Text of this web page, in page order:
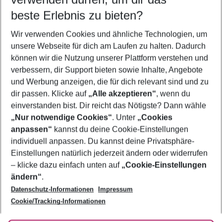
5-8 Nächte
2 Erwachsene Keine Kinder
Mehr Filter anzeigen
Footer
Footer navigation
Über uns
AGB
Bestpreisgarantie
Cookie-Einstellungen ändern
Cookie-Richtlinie
Agenturbetreuung
Barrierefreies Reisen
Folge uns
beste Erlebnis zu bieten?
Wir verwenden Cookies und ähnliche Technologien, um
unsere Webseite für dich am Laufen zu halten. Dadurch
können wir die Nutzung unserer Plattform verstehen und
verbessern, dir Support bieten sowie Inhalte, Angebote
und Werbung anzeigen, die für dich relevant sind und zu
dir passen. Klicke auf „Alle akzeptieren“, wenn du
einverstanden bist. Dir reicht das Nötigste? Dann wähle
„Nur notwendige Cookies“. Unter „Cookies
anpassen“ kannst du deine Cookie-Einstellungen
individuell anpassen. Du kannst deine Privatsphäre-
Einstellungen natürlich jederzeit ändern oder widerrufen
– klicke dazu einfach unten auf „Cookie-Einstellungen
ändern“.
Datenschutz-Informationen
Impressum
Cookie/Tracking-Informationen